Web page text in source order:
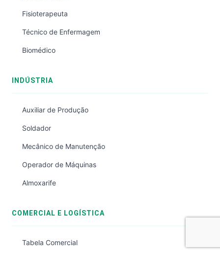
Fisioterapeuta
Técnico de Enfermagem
Biomédico
INDÚSTRIA
Auxiliar de Produção
Soldador
Mecânico de Manutenção
Operador de Máquinas
Almoxarife
COMERCIAL E LOGÍSTICA
Tabela Comercial